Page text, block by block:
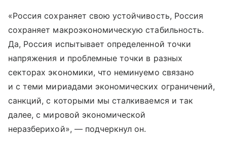
«Россия сохраняет свою устойчивость, Россия
сохраняет макроэкономическую стабильность.
Да, Россия испытывает определенной точки
напряжения и проблемные точки в разных
секторах экономики, что неминуемо связано
и с теми мириадами экономических ограничений,
санкций, с которыми мы сталкиваемся и так
далее, с мировой экономической
неразберихой», — подчеркнул он.